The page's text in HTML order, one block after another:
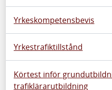
Yrkeskompetensbevis
Yrkestrafiktillstånd
Körtest inför
trafiklärarutbildning